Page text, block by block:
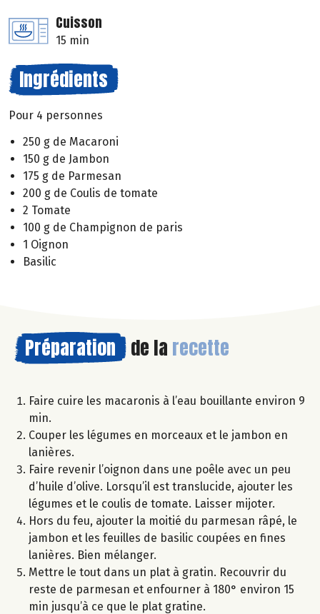
Cuisson
15 min
Ingrédients
Pour 4 personnes
250 g de Macaroni
150 g de Jambon
175 g de Parmesan
200 g de Coulis de tomate
2 Tomate
100 g de Champignon de paris
1 Oignon
Basilic
Préparation de la recette
Faire cuire les macaronis à l’eau bouillante environ 9
min.
Couper les légumes en morceaux et le jambon en
lanières.
Faire revenir l’oignon dans une poêle avec un peu
d’huile d’olive. Lorsqu’il est translucide, ajouter les
légumes et le coulis de tomate. Laisser mijoter.
Hors du feu, ajouter la moitié du parmesan râpé, le
jambon et les feuilles de basilic coupées en fines
lanières. Bien mélanger.
Mettre le tout dans un plat à gratin. Recouvrir du
reste de parmesan et enfourner à 180° environ 15
min jusqu’à ce que le plat gratine.